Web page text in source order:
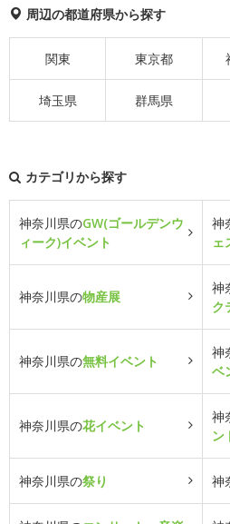
周辺の都道府県から探す
関東 東京都
埼玉県 群馬県
カテゴリから探す
神奈川県のGW(ゴールデンウ
ィーク)イベント
神
ェ
神奈川県の物産展
神
ク
神奈川県の無料イベント
神
ベ
神奈川県の花イベント
神
ン
神奈川県の祭り 神